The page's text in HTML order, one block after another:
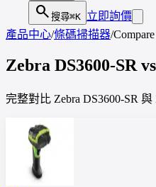
search 搜尋⌘K 立即詢價
產品中心/條碼掃描器/Compare
Zebra DS3600-SR vs
完整對比 Zebra DS3600-SR